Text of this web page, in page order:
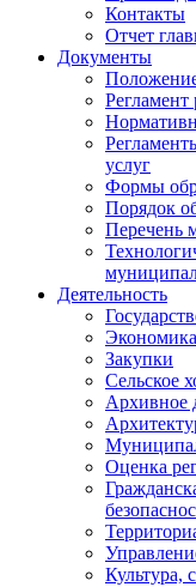
Контакты
Отчет
Документы
услуг
Формы
Порядок
Перечень
Деятельность
Экономика
Закупки
Сельское
Архивное
Оценка
Культура,